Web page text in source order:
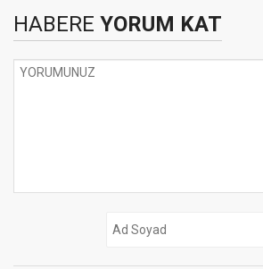
HABERE YORUM KAT